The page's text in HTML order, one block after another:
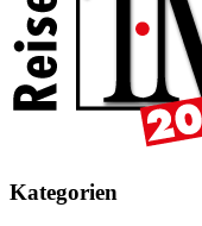
Kategorien